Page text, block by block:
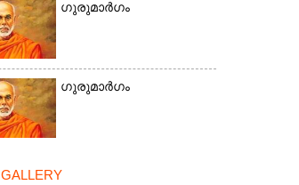
ഗുരുമാർഗം
ഗുരുമാർഗം
GALLERY